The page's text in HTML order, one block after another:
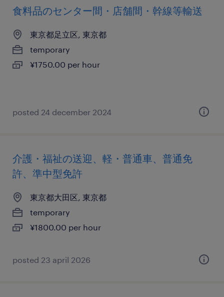
食料品のセンター間・店舗間・幹線等輸送
東京都足立区, 東京都
temporary
¥1750.00 per hour
posted 24 december 2024
介護・福祉の送迎、軽・普通車、普通免
許、準中型免許
東京都大田区, 東京都
temporary
¥1800.00 per hour
posted 23 april 2026